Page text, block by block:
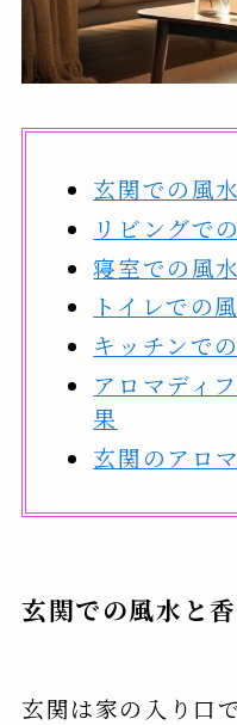
玄関での風
リビングで
寝室での風
トイレでの
キッチンで
アロマディ
果
玄関のアロ
玄関での風水と
玄関は家の入り口